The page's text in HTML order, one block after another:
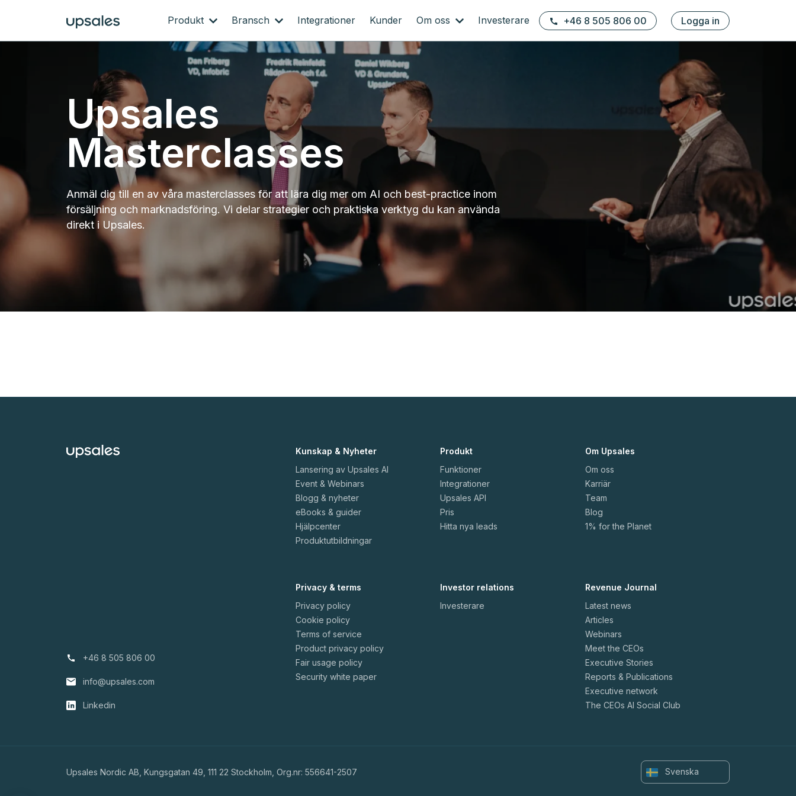
+46 8 505 806 00 Logga in
Produkt Bransch Integrationer Kunder Om oss Investerare
Upsales
Masterclasses
Anmäl dig till en av våra masterclasses för att lära dig mer om AI och best-practice inom
försäljning och marknadsföring. Vi delar strategier och praktiska verktyg du kan använda
direkt i Upsales.
+46 8 505 806 00
info@upsales.com
Linkedin
Kunskap & Nyheter
Lansering av Upsales AI
Event & Webinars
Blogg & nyheter
eBooks & guider
Hjälpcenter
Produktutbildningar
Produkt
Funktioner
Integrationer
Upsales API
Pris
Hitta nya leads
Om Upsales
Om oss
Karriär
Team
Blog
1% for the Planet
Privacy & terms
Privacy policy
Cookie policy
Terms of service
Product privacy policy
Fair usage policy
Security white paper
Investor relations
Investerare
Revenue Journal
Latest news
Articles
Webinars
Meet the CEOs
Executive Stories
Reports & Publications
Executive network
The CEOs AI Social Club
Upsales Nordic AB, Kungsgatan 49, 111 22 Stockholm, Org.nr: 556641-2507 Svenska